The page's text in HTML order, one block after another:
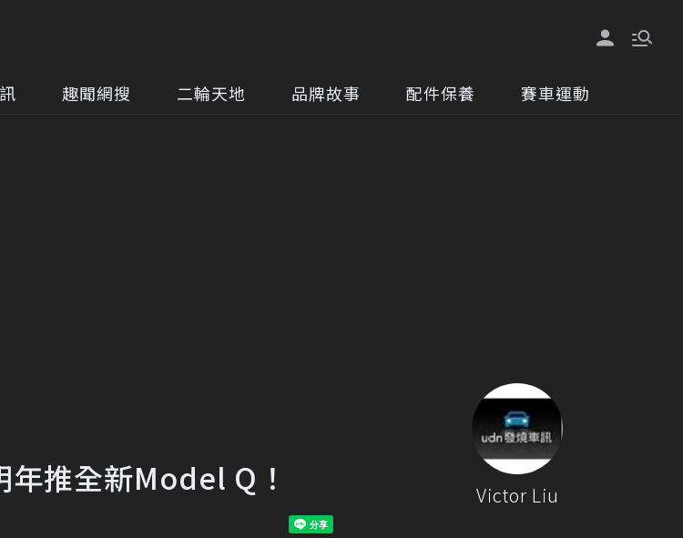
趣聞網搜 二輪天地 品牌故事 配件保養 賽車運動
推全新Model Q！ Victor Liu